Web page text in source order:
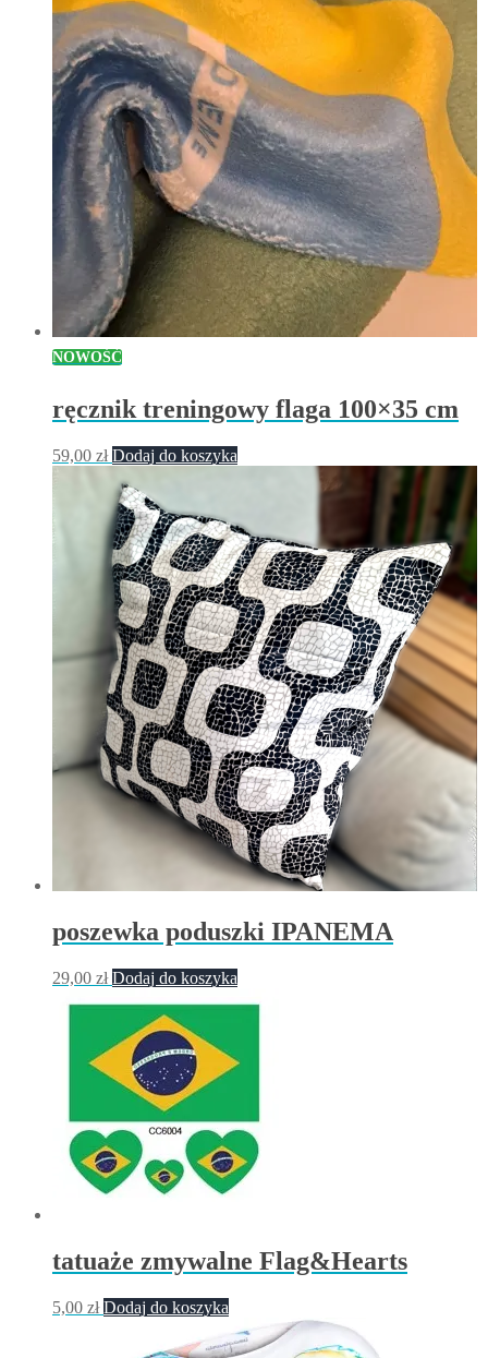
NOWOŚĆ
ręcznik treningowy flaga 100×35 cm
59,00 zł Dodaj do koszyka
poszewka poduszki IPANEMA
29,00 zł Dodaj do koszyka
tatuaże zmywalne Flag&Hearts
5,00 zł Dodaj do koszyka